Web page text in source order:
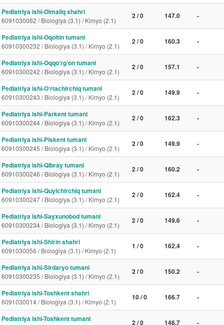
Pediatriya ishi-Olmaliq shahri
6091030062 / Biologiya (3.1) / Kimyo (2.1)
2 / 0 147.0 -
Pediatriya ishi-Oqoltin tumani
60910300232 / Biologiya (3.1) / Kimyo (2.1)
2 / 0 160.3 -
Pediatriya ishi-Oqqo‘rg‘on tumani
60910300242 / Biologiya (3.1) / Kimyo (2.1)
2 / 0 157.1 -
Pediatriya ishi-O‘rtachirchiq tumani
60910300243 / Biologiya (3.1) / Kimyo (2.1)
2 / 0 149.9 -
Pediatriya ishi-Parkent tumani
60910300244 / Biologiya (3.1) / Kimyo (2.1)
2 / 0 162.3 -
Pediatriya ishi-Piskent tumani
60910300245 / Biologiya (3.1) / Kimyo (2.1)
2 / 0 149.9 -
Pediatriya ishi-Qibray tumani
60910300246 / Biologiya (3.1) / Kimyo (2.1)
2 / 0 160.2 -
Pediatriya ishi-Quyichirchiq tumani
60910300247 / Biologiya (3.1) / Kimyo (2.1)
2 / 0 162.4 -
Pediatriya ishi-Sayxunobod tumani
60910300234 / Biologiya (3.1) / Kimyo (2.1)
2 / 0 149.6 -
Pediatriya ishi-Shirin shahri
6091030056 / Biologiya (3.1) / Kimyo (2.1)
1 / 0 162.4 -
Pediatriya ishi-Sirdaryo tumani
60910300235 / Biologiya (3.1) / Kimyo (2.1)
2 / 0 150.2 -
Pediatriya ishi-Toshkent shahri
6091030014 / Biologiya (3.1) / Kimyo (2.1)
10 / 0 166.7 -
Pediatriya ishi-Toshkent tumani 2 / 0 146.7 -